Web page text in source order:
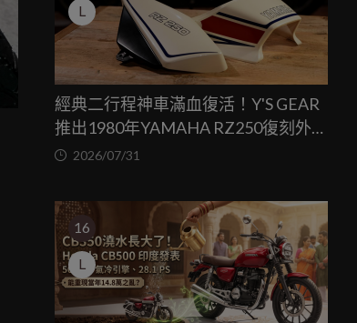
L
經典二行程神車滿血復活！Y'S GEAR
推出1980年YAMAHA RZ250復刻外裝
套件2026/07/31
16
L